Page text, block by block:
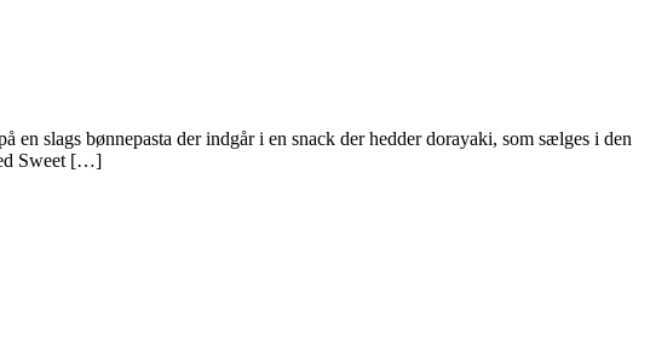
slags bønnepasta der indgår i en snack der hedder dorayaki, som sælges i den
Sweet […]